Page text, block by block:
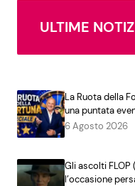
ULTIME
La Ruota della
una puntata
6 Agosto 2026
Gli ascolti
l’occasione